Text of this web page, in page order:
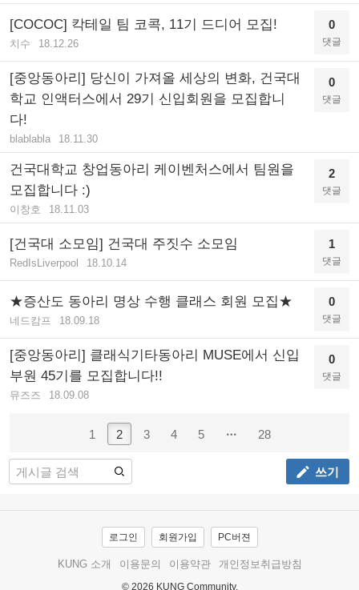
[COCOC] 칵테일 팀 코콕, 11기 드디어 모집!
치수 18.12.26
0
댓글
[중앙동아리] 당신이 가져올 세상의 변화, 건국대
학교 인액터스에서 29기 신입회원을 모집합니
다!
blablabla 18.11.30
0
댓글
건국대학교 창업동아리 케이벤처스에서 팀원을
모집합니다 :)
이창호 18.11.03
2
댓글
[건국대 소모임] 건국대 주짓수 소모임
RedIsLiverpool 18.10.14
1
댓글
★증산도 동아리 명상 수행 클래스 회원 모집★
네드캄프 18.09.18
0
댓글
[중앙동아리] 클래식기타동아리 MUSE에서 신입
부원 45기를 모집합니다!!
뮤즈즈 18.09.08
0
댓글
1 2 3 4 5 28
쓰기
로그인 회원가입 PC버젼
KUNG 소개 이용문의 이용약관 개인정보취급방침
© 2026 KUNG Community.